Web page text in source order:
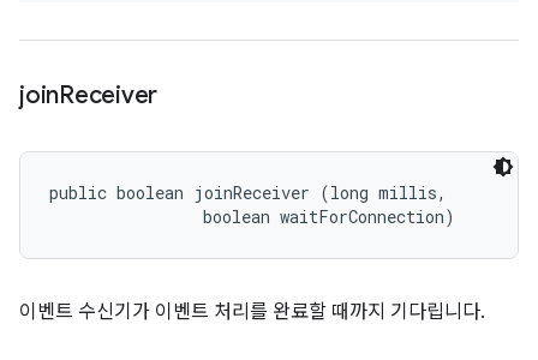
joinReceiver
public boolean joinReceiver (long millis,
                boolean waitForConnection)
이벤트 수신기가 이벤트 처리를 완료할 때까지 기다립니다.